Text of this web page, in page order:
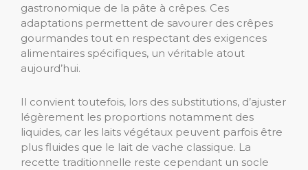
gastronomique de la pâte à crêpes. Ces
adaptations permettent de savourer des crêpes
gourmandes tout en respectant des exigences
alimentaires spécifiques, un véritable atout
aujourd’hui.
Il convient toutefois, lors des substitutions, d’ajuster
légèrement les proportions notamment des
liquides, car les laits végétaux peuvent parfois être
plus fluides que le lait de vache classique. La
recette traditionnelle reste cependant un socle